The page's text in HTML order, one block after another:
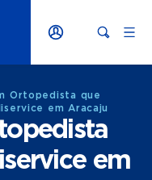
Ortopedista que
em Aracaju
em